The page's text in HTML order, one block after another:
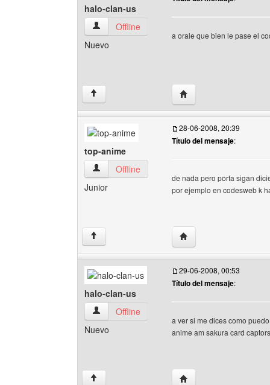
halo-clan-us
halo-clan-us Ver perfil del usuario
Offline
Nuevo
a orale que bien le pase el
↑ Visitar sitio web del
top-anime
top-anime Ver perfil del usuario
Offline
Junior
28-06-2008, 20:39
Título del mensaje:
de nada pero porfa sigan
por ejemplo en codesweb k
↑ Visitar sitio web del
halo-clan-us
halo-clan-us Ver perfil del usuario
Offline
Nuevo
29-06-2008, 00:53
Título del mensaje:
a ver si me dices como
anime am sakura card
↑ Visitar sitio web del